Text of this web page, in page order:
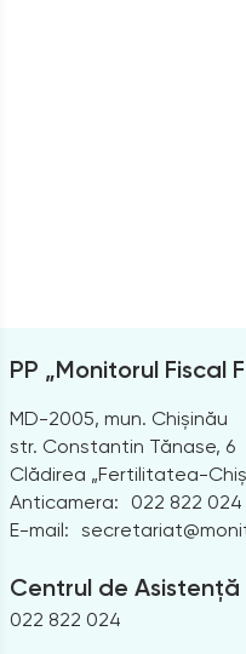
PP „Monitorul Fiscal
MD-2005, mun. Chișinău
str. Constantin Tănase, 6
Clădirea „Fertilitatea-
Anticamera:
022 822 024
E-mail:
Centrul de
022 822 024